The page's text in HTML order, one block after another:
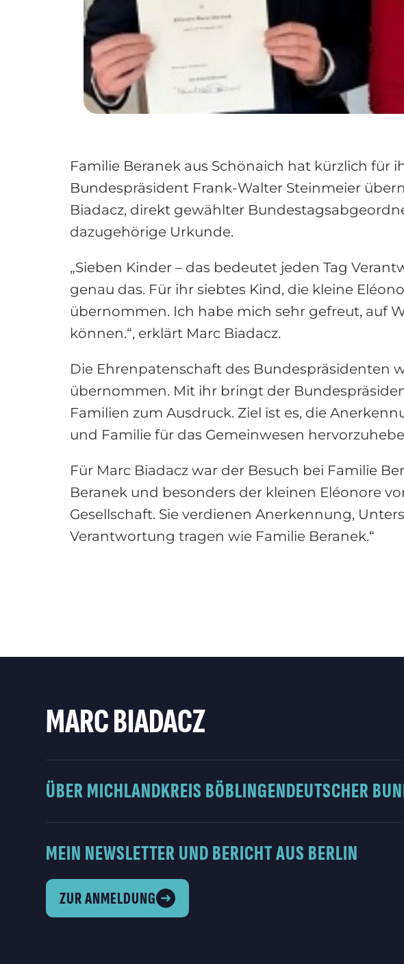
Familie Beranek aus Schönaich hat kürzlich für
Bundespräsident Frank-Walter Steinmeier
Biadacz, direkt gewählter
dazugehörige Urkunde.
„Sieben Kinder – das bedeutet jeden Tag
genau das. Für ihr siebtes Kind, die kleine
übernommen. Ich habe mich sehr gefreut, auf
können.“, erklärt Marc Biadacz.
Die Ehrenpatenschaft des Bundespräsidenten
übernommen. Mit ihr bringt der
Familien zum Ausdruck. Ziel ist es, die
und Familie für das Gemeinwesen
Für Marc Biadacz war der Besuch bei Familie
Beranek und besonders der kleinen Eléonore
Gesellschaft. Sie verdienen Anerkennung,
Verantwortung tragen wie Familie Beranek.“
MARC BIADACZ
ÜBER MICHLANDKREIS BÖBLINGENDEUTSCHER
MEIN NEWSLETTER UND BERICHT AUS BERLIN
ZUR ANMELDUNG